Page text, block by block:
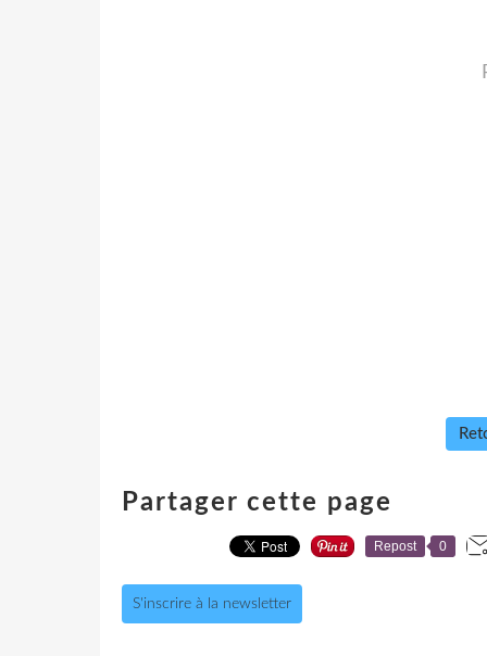
Partager cette page
Repost 0
S'inscrire à la newsletter